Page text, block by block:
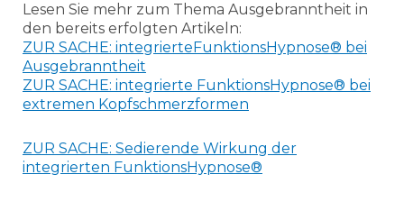
Lesen Sie mehr zum Thema Ausgebranntheit in
den bereits erfolgten Artikeln:
ZUR SACHE: integrierteFunktionsHypnose® bei
Ausgebranntheit
ZUR SACHE: integrierte FunktionsHypnose® bei
extremen Kopfschmerzformen
ZUR SACHE: Sedierende Wirkung der
integrierten FunktionsHypnose®